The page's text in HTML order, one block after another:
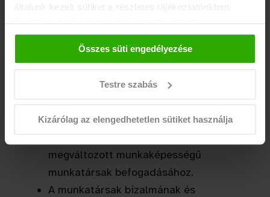
általunk kezelt sütiket a részletes tájékoztatónkban.
Bármikor módosíthatja vagy visszavonhatja a
hozzájárulását a weboldalunk láblécében található "Süti
tájékoztató" feliratra kattintva.
Összes süti engedélyezése
Testre szabás
Kizárólag az elengedhetetlen sütiket használja
keretében érhető el.A részvevők
tanúsítványt kapnak. Szakértő
partnerünk a felkészítésben a SZTÁV
Felnőttképző Zrt.
megváltozott munkaképességű
munkatársak befogadásához.
A munkatársak bizalmának és